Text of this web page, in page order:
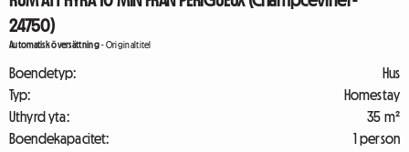
24750)
Automatisk översättning-Originaltitel
Boendetyp:
Hus
Typ:
Homestay
Uthyrd yta:
35 m²
Boendekapacitet:
1 person